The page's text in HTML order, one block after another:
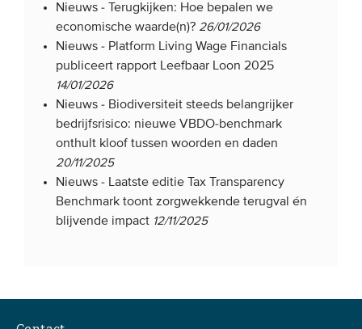
UITGEBREID ZOEKEN
Nieuws -
Terugkijken: Hoe bepalen we
economische waarde(n)? 26/01/2026
Nieuws - Platform Living Wage Financials
publiceert rapport Leefbaar Loon 2025
14/01/2026
Nieuws - Biodiversiteit steeds belangrijker
bedrijfsrisico: nieuwe VBDO-benchmark
onthult kloof tussen woorden en daden
20/11/2025
Nieuws - Laatste editie Tax Transparency
Benchmark toont zorgwekkende terugval én
blijvende impact 12/11/2025